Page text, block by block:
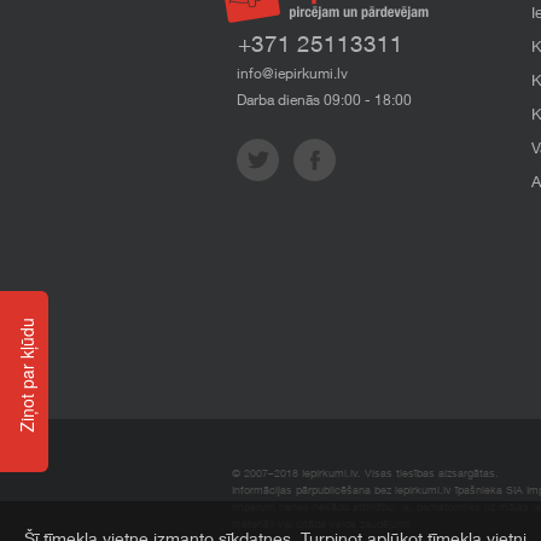
+371 25113311
info@iepirkumi.lv
Darba dienās 09:00 - 18:00
© 2007–2018 Iepirkumi.lv. Visas tiesības aizsargātas.
Informācijas pārpublicēšana bez iepirkumi.lv īpašnieka SIA
Ziņot par kļūdu